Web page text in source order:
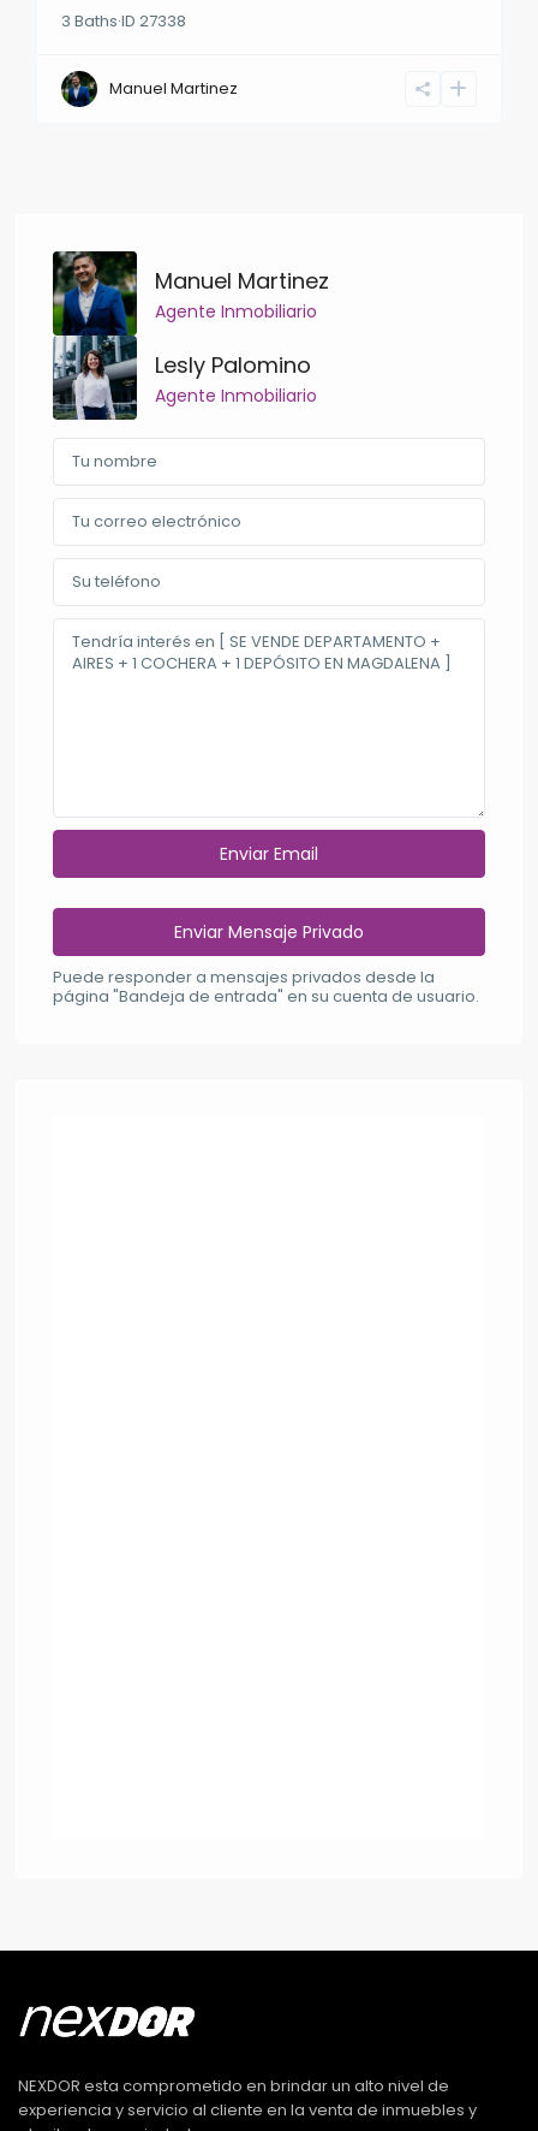
3 Baths·ID27338
Manuel Martinez
Manuel Martinez
Agente Inmobiliario
Lesly Palomino
Agente Inmobiliario
Puede responder a mensajes privados desde la
página "Bandeja de entrada" en su cuenta de usuario.
NEXDOR esta comprometido en brindar un alto nivel de
experiencia y servicio al cliente en la venta de inmuebles y